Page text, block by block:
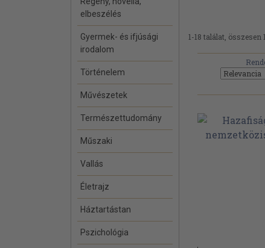
elbeszélés
Gyermek- és ifjúsági
irodalom
Történelem
Művészetek
Természettudomány
Műszaki
Vallás
Életrajz
Háztartástan
Pszichológia
1-18 találat, összesen